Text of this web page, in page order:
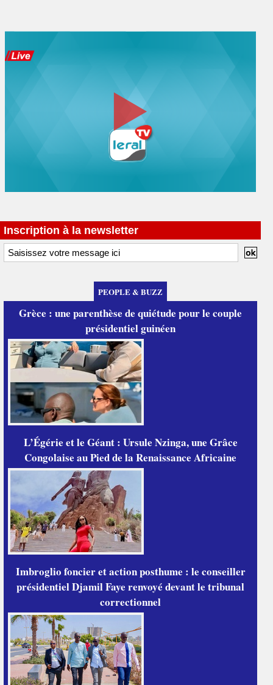
Inscription à la newsletter
PEOPLE & BUZZ
Grèce : une parenthèse de quiétude pour le couple
présidentiel guinéen
L’Égérie et le Géant : Ursule Nzinga, une Grâce
Congolaise au Pied de la Renaissance Africaine
Imbroglio foncier et action posthume : le conseiller
présidentiel Djamil Faye renvoyé devant le tribunal
correctionnel